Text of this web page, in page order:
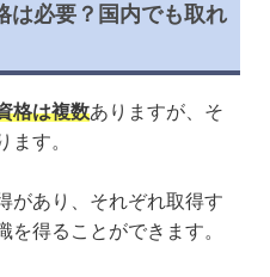
は必要？国内でも取れ
格は複数ありますが、そ
ます。
があり、それぞれ取得す
を得ることができます。